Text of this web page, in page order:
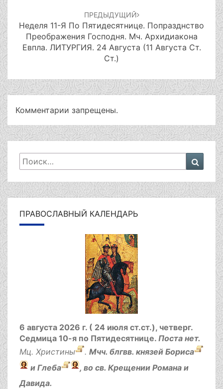
ПРЕДЫДУЩИЙ
Неделя 11-Я По Пятидесятнице. Попразднство
Преображения Господня. Мч. Архидиакона
Евпла. ЛИТУРГИЯ. 24 Августа (11 Августа Ст.
Ст.)
Комментарии запрещены.
Искать: Поиск
ПРАВОСЛАВНЫЙ КАЛЕНДАРЬ
6 августа 2026 г. ( 24 июля ст.ст.), четверг.
Седмица 10-я по Пятидесятнице. Поста нет.
Мц. Христины . Мчч. блгвв. князей Бориса
и Глеба
, во св. Крещении Романа и
Давида.